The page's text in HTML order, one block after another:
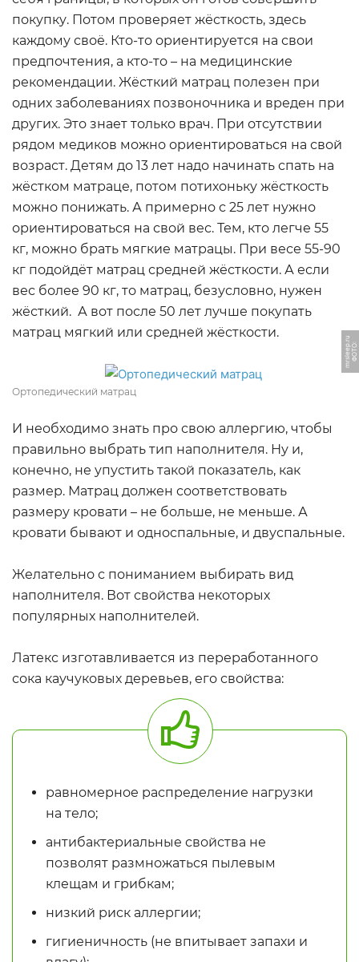
покупку. Потом проверяет жёсткость, здесь
каждому своё. Кто-то ориентируется на свои
предпочтения, а кто-то – на медицинские
рекомендации. Жёсткий матрац полезен при
одних заболеваниях позвоночника и вреден при
других. Это знает только врач. При отсутствии
рядом медиков можно ориентироваться на свой
возраст. Детям до 13 лет надо начинать спать на
жёстком матраце, потом потихоньку жёсткость
можно понижать. А примерно с 25 лет нужно
ориентироваться на свой вес. Тем, кто легче 55
кг, можно брать мягкие матрацы. При весе 55-90
кг подойдёт матрац средней жёсткости. А если
вес более 90 кг, то матрац, безусловно, нужен
жёсткий. А вот после 50 лет лучше покупать
матрац мягкий или средней жёсткости.
Ф
О
Т
О:
m
r
sl
e
e
p.
r
u
Ортопедический матрац
И необходимо знать про свою аллергию, чтобы
правильно выбрать тип наполнителя. Ну и,
конечно, не упустить такой показатель, как
размер. Матрац должен соответствовать
размеру кровати – не больше, не меньше. А
кровати бывают и односпальные, и двуспальные.
Желательно с пониманием выбирать вид
наполнителя. Вот свойства некоторых
популярных наполнителей.
Латекс изготавливается из переработанного
сока каучуковых деревьев, его свойства:
равномерное распределение нагрузки
на тело;
антибактериальные свойства не
позволят размножаться пылевым
клещам и грибкам;
низкий риск аллергии;
гигиеничность (не впитывает запахи и